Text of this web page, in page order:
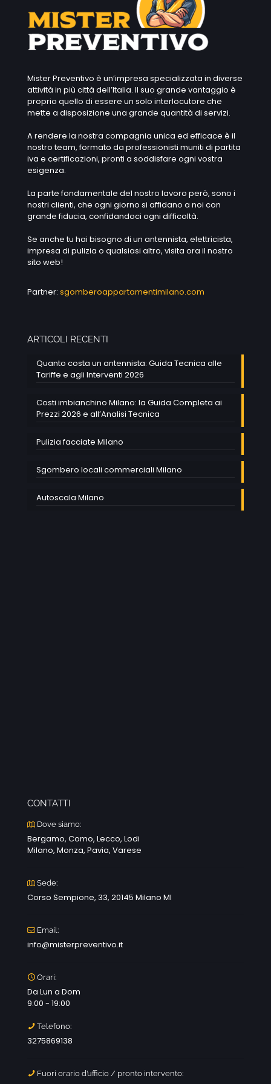
Mister Preventivo è un’impresa specializzata in diverse
attività in più città dell’Italia. Il suo grande vantaggio è
proprio quello di essere un solo interlocutore che
mette a disposizione una grande quantità di servizi.
A rendere la nostra compagnia unica ed efficace è il
nostro team, formato da professionisti muniti di partita
iva e certificazioni, pronti a soddisfare ogni vostra
esigenza.
La parte fondamentale del nostro lavoro però, sono i
nostri clienti, che ogni giorno si affidano a noi con
grande fiducia, confidandoci ogni difficoltà.
Se anche tu hai bisogno di un antennista, elettricista,
impresa di pulizia o qualsiasi altro, visita ora il nostro
sito web!
Partner: sgomberoappartamentimilano.com
ARTICOLI RECENTI
Quanto costa un antennista: Guida Tecnica alle
Tariffe e agli Interventi 2026
Costi imbianchino Milano: la Guida Completa ai
Prezzi 2026 e all’Analisi Tecnica
Pulizia facciate Milano
Sgombero locali commerciali Milano
Autoscala Milano
CONTATTI
Dove siamo:
Bergamo, Como, Lecco, Lodi
Milano, Monza, Pavia, Varese
Sede:
Corso Sempione, 33, 20145 Milano MI
Email:
info@misterpreventivo.it
Orari:
Da Lun a Dom
9:00 - 19:00
Telefono:
3275869138
Fuori orario d’ufficio / pronto intervento: